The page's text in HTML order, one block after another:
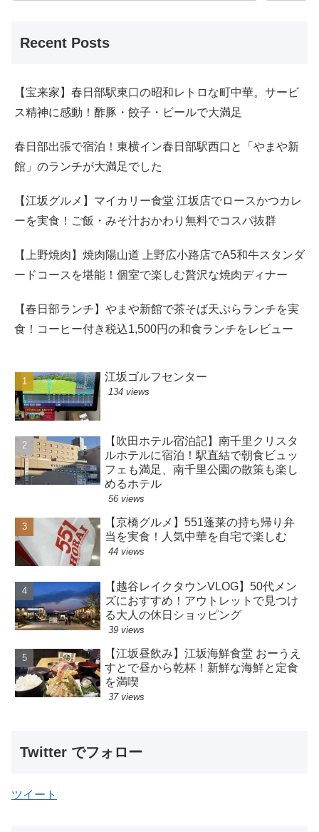
Recent Posts
【宝来家】春日部駅東口の昭和レトロな町中華。サービ
ス精神に感動！酢豚・餃子・ビールで大満足
春日部出張で宿泊！東横イン春日部駅西口と「やまや新
館」のランチが大満足でした
【江坂グルメ】マイカリー食堂 江坂店でロースかつカレ
ーを実食！ご飯・みそ汁おかわり無料でコスパ抜群
【上野焼肉】焼肉陽山道 上野広小路店でA5和牛スタンダ
ードコースを堪能！個室で楽しむ贅沢な焼肉ディナー
【春日部ランチ】やまや新館で茶そば天ぷらランチを実
食！コーヒー付き税込1,500円の和食ランチをレビュー
江坂ゴルフセンター
134 views
【吹田ホテル宿泊記】南千里クリスタ
ルホテルに宿泊！駅直結で朝食ビュッ
フェも満足、南千里公園の散策も楽し
めるホテル
56 views
【京橋グルメ】551蓬莱の持ち帰り弁
当を実食！人気中華を自宅で楽しむ
44 views
【越谷レイクタウンVLOG】50代メン
ズにおすすめ！アウトレットで見つけ
る大人の休日ショッピング
39 views
【江坂昼飲み】江坂海鮮食堂 おーうえ
すとで昼から乾杯！新鮮な海鮮と定食
を満喫
37 views
Twitter でフォロー
ツイート